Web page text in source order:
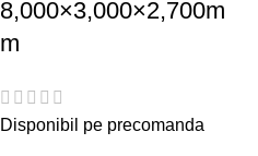
8,000×3,000×2,700m
m
Disponibil pe precomanda